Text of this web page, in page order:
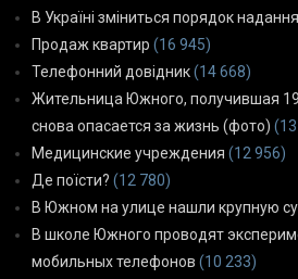
В Україні зміниться порядок
Продаж квартир (16 945)
Телефонний довідник(14 668)
Жительница Южного, получившая
снова опасается за жизнь (фото)
Медицинские учреждения (12 956)
Де поїсти? (12 780)
В Южном на улице нашли крупную
В школе Южного проводят
мобильных телефонов (10 233)